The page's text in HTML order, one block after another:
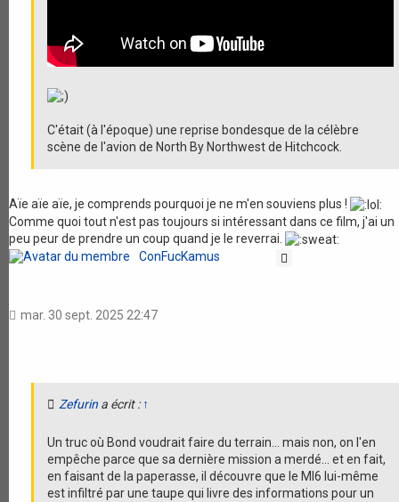
C'était (à l'époque) une reprise bondesque de la célèbre
scène de l'avion de North By Northwest de Hitchcock.
Aïe aïe aïe, je comprends pourquoi je ne m'en souviens plus !
Comme quoi tout n'est pas toujours si intéressant dans ce film, j'ai un
peu peur de prendre un coup quand je le reverrai.
ConFucKamus
mar. 30 sept. 2025 22:47
Zefurin a écrit : ↑
Un truc où Bond voudrait faire du terrain... mais non, on l'en
empêche parce que sa dernière mission a merdé... et en fait,
en faisant de la paperasse, il découvre que le MI6 lui-même
est infiltré par une taupe qui livre des informations pour un